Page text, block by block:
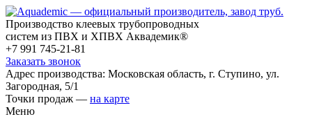
Производство клеевых трубопроводных
систем из ПВХ и ХПВХ Аквадемик®
+7 991 745-21-81
Заказать звонок
Адрес производства: Московская область, г. Ступино, ул.
Загородная, 5/1
Точки продаж — на карте
Меню